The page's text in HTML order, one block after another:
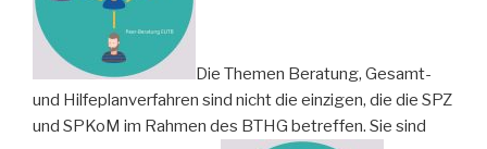
Die Themen Beratung, Gesamt-
und Hilfeplanverfahren sind nicht die einzigen, die die SPZ
und SPKoM im Rahmen des BTHG betreffen. Sie sind